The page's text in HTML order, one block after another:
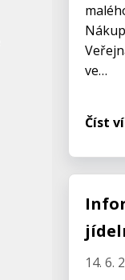
ve…
Číst
14. 6.